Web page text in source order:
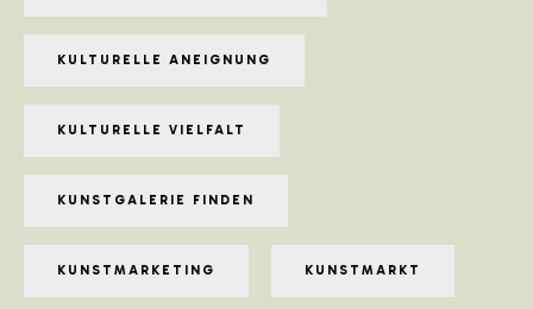
KULTURELLE ANEIGNUNG
KULTURELLE VIELFALT
KUNSTGALERIE FINDEN
KUNSTMARKETING KUNSTMARKT